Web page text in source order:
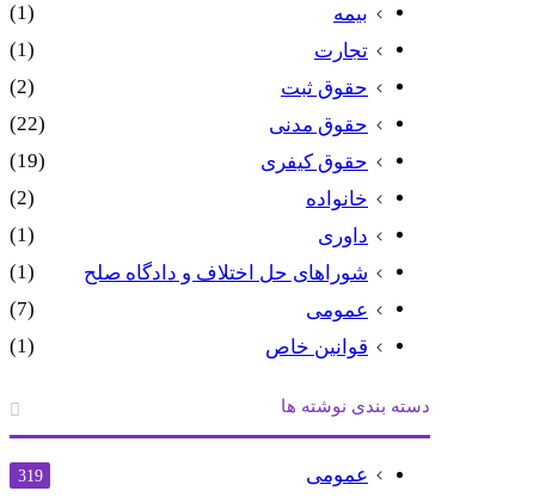
بیمه
(1)
تجارت
(1)
حقوق ثبت
(2)
حقوق مدنی
(22)
حقوق کیفری
(19)
خانواده
(2)
داوری
(1)
شوراهای حل اختلاف و دادگاه صلح
(1)
عمومی
(7)
قوانین خاص
(1)
دسته بندی نوشته ها
عمومی 319